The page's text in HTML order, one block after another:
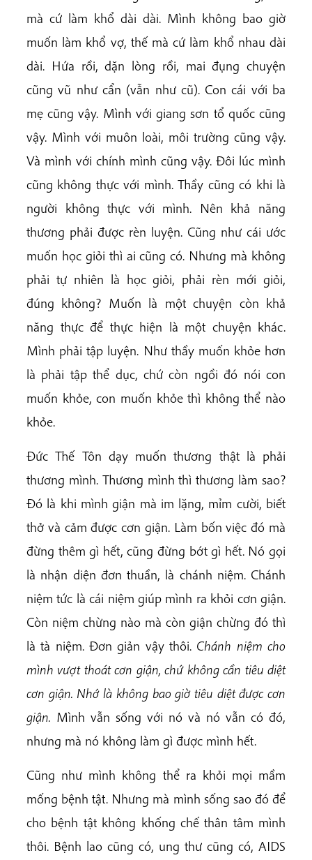
mà cứ làm khổ dài dài. Mình không bao giờ
muốn làm khổ vợ, thế mà cứ làm khổ nhau dài
dài. Hứa rồi, dặn lòng rồi, mai đụng chuyện
cũng vũ như cẩn (vẫn như cũ). Con cái với ba
mẹ cũng vậy. Mình với giang sơn tổ quốc cũng
vậy. Mình với muôn loài, môi trường cũng vậy.
Và mình với chính mình cũng vậy. Đôi lúc mình
cũng không thực với mình. Thầy cũng có khi là
người không thực với mình. Nên khả năng
thương phải được rèn luyện. Cũng như cái ước
muốn học giỏi thì ai cũng có. Nhưng mà không
phải tự nhiên là học giỏi, phải rèn mới giỏi,
đúng không? Muốn là một chuyện còn khả
năng thực để thực hiện là một chuyện khác.
Mình phải tập luyện. Như thầy muốn khỏe hơn
là phải tập thể dục, chứ còn ngồi đó nói con
muốn khỏe, con muốn khỏe thì không thể nào
khỏe.
Đức Thế Tôn dạy muốn thương thật là phải
thương mình. Thương mình thì thương làm sao?
Đó là khi mình giận mà im lặng, mỉm cười, biết
thở và cảm được cơn giận. Làm bốn việc đó mà
đừng thêm gì hết, cũng đừng bớt gì hết. Nó gọi
là nhận diện đơn thuần, là chánh niệm. Chánh
niệm tức là cái niệm giúp mình ra khỏi cơn giận.
Còn niệm chừng nào mà còn giận chừng đó thì
là tà niệm. Đơn giản vậy thôi. Chánh niệm cho
mình vượt thoát cơn giận, chứ không cần tiêu diệt
cơn giận. Nhớ là không bao giờ tiêu diệt được cơn
giận. Mình vẫn sống với nó và nó vẫn có đó,
nhưng mà nó không làm gì được mình hết.
Cũng như mình không thể ra khỏi mọi mầm
mống bệnh tật. Nhưng mà mình sống sao đó để
cho bệnh tật không khống chế thân tâm mình
thôi. Bệnh lao cũng có, ung thư cũng có, AIDS